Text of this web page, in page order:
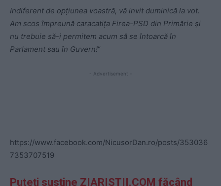
Indiferent de opțiunea voastră, vă invit duminică la vot.
Am scos împreună caracatița Firea-PSD din Primărie și
nu trebuie să-i permitem acum să se întoarcă în
Parlament sau în Guvern!“
- Advertisement -
https://www.facebook.com/NicusorDan.ro/posts/353036
7353707519
Puteți susține ZIARISTII.COM făcând